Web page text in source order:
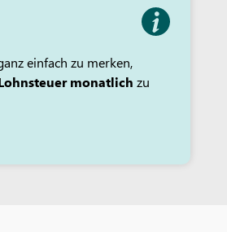
einfach zu merken,
monatlich zu